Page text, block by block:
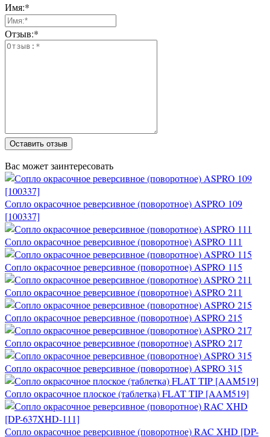
Имя:*
Отзыв:*
Оставить отзыв
Вас может заинтересовать
Сопло окрасочное реверсивное (поворотное) ASPRO 109
[100337]
Сопло окрасочное реверсивное (поворотное) ASPRO 111
Сопло окрасочное реверсивное (поворотное) ASPRO 115
Сопло окрасочное реверсивное (поворотное) ASPRO 211
Сопло окрасочное реверсивное (поворотное) ASPRO 215
Сопло окрасочное реверсивное (поворотное) ASPRO 217
Сопло окрасочное реверсивное (поворотное) ASPRO 315
Сопло окрасочное плоское (таблетка) FLAT TIP [AAM519]
Сопло окрасочное реверсивное (поворотное) RAC XHD [DP-